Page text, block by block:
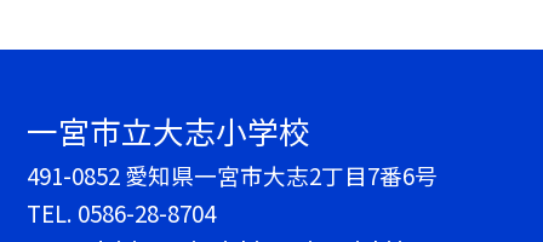
一宮市立大志小学校
491-0852 愛知県一宮市大志2丁目7番6号
TEL. 0586-28-8704